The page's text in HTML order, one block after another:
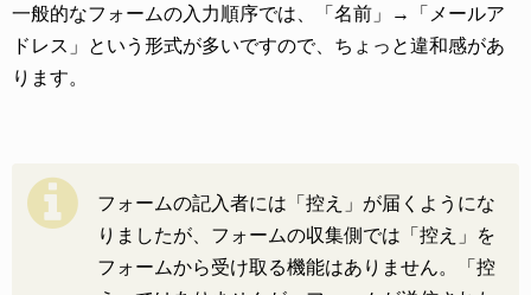
一般的なフォームの入力順序では、「名前」→「メールア
ドレス」という形式が多いですので、ちょっと違和感があ
ります。
フォームの記入者には「控え」が届くようにな
りましたが、フォームの収集側では「控え」を
フォームから受け取る機能はありません。「控